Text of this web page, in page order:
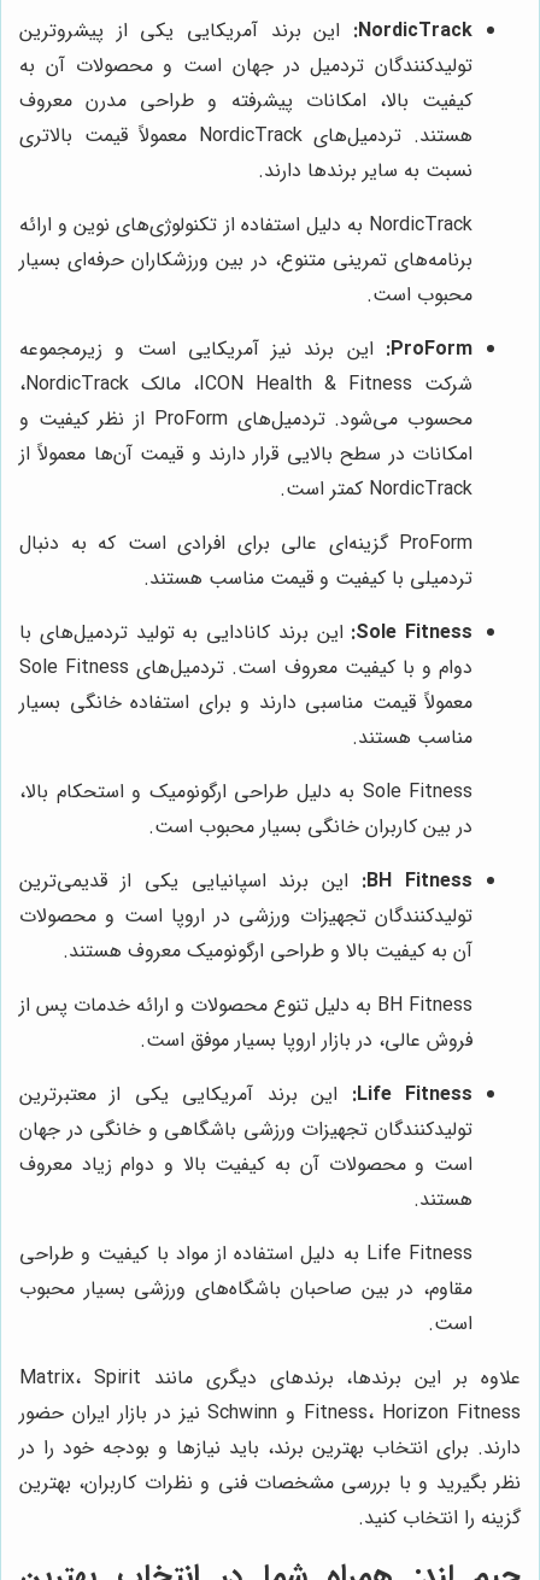
NordicTrack:
این برند آمریکایی یکی از پیشروترین
تولیدکنندگان تردمیل در جهان است و محصولات آن به
کیفیت بالا، امکانات پیشرفته و طراحی مدرن معروف
هستند. تردمیل‌های NordicTrack معمولاً قیمت بالاتری
نسبت به سایر برندها دارند.
NordicTrack به دلیل استفاده از تکنولوژی‌های نوین و ارائه
برنامه‌های تمرینی متنوع، در بین ورزشکاران حرفه‌ای بسیار
محبوب است.
ProForm:
این برند نیز آمریکایی است و زیرمجموعه
شرکت ICON Health & Fitness، مالک NordicTrack،
محسوب می‌شود. تردمیل‌های ProForm از نظر کیفیت و
امکانات در سطح بالایی قرار دارند و قیمت آن‌ها معمولاً از
NordicTrack کمتر است.
ProForm گزینه‌ای عالی برای افرادی است که به دنبال
تردمیلی با کیفیت و قیمت مناسب هستند.
Sole Fitness: این برند کانادایی به تولید تردمیل‌های با
دوام و با کیفیت معروف است. تردمیل‌های Sole Fitness
معمولاً قیمت مناسبی دارند و برای استفاده خانگی بسیار
مناسب هستند.
Sole Fitness به دلیل طراحی ارگونومیک و استحکام بالا،
در بین کاربران خانگی بسیار محبوب است.
BH Fitness:
این برند اسپانیایی یکی از قدیمی‌ترین
تولیدکنندگان تجهیزات ورزشی در اروپا است و محصولات
آن به کیفیت بالا و طراحی ارگونومیک معروف هستند.
BH Fitness به دلیل تنوع محصولات و ارائه خدمات پس از
فروش عالی، در بازار اروپا بسیار موفق است.
Life Fitness:
این برند آمریکایی یکی از معتبرترین
تولیدکنندگان تجهیزات ورزشی باشگاهی و خانگی در جهان
است و محصولات آن به کیفیت بالا و دوام زیاد معروف
هستند.
Life Fitness به دلیل استفاده از مواد با کیفیت و طراحی
مقاوم، در بین صاحبان باشگاه‌های ورزشی بسیار محبوب
است.
علاوه بر این برندها، برندهای دیگری مانند Matrix، Spirit
Fitness، Horizon Fitness و Schwinn نیز در بازار ایران حضور
دارند. برای انتخاب بهترین برند، باید نیازها و بودجه خود را در
نظر بگیرید و با بررسی مشخصات فنی و نظرات کاربران، بهترین
گزینه را انتخاب کنید.